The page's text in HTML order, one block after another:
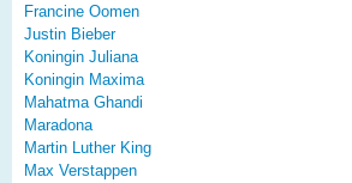
Francine Oomen
Justin Bieber
Koningin Juliana
Koningin Maxima
Mahatma Ghandi
Maradona
Martin Luther King
Max Verstappen